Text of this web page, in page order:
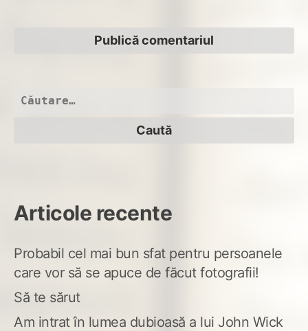
Caută
Articole recente
Probabil cel mai bun sfat pentru persoanele
care vor să se apuce de făcut fotografii!
Să te sărut
Am intrat în lumea dubioasă a lui John Wick